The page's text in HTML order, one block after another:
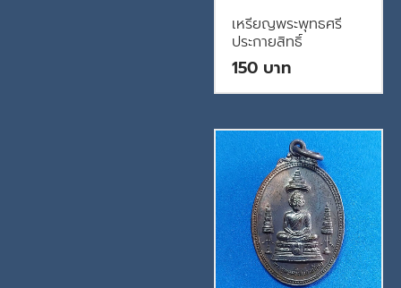
เหรียญพระพุทธศรี
ประกายสิทธิ์
150